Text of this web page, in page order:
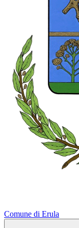
Comune di Erula